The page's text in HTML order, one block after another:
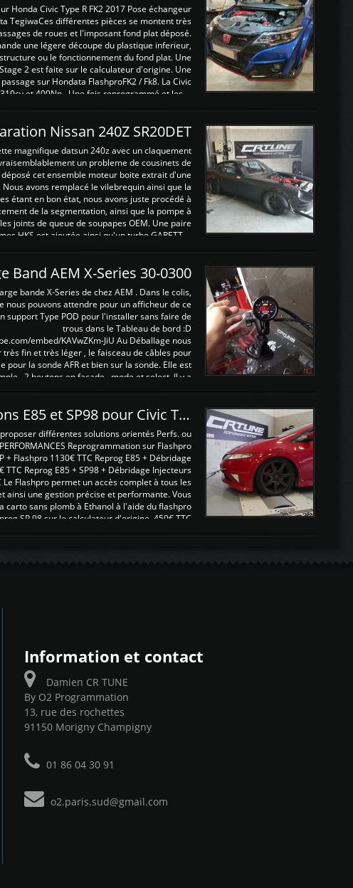
Honda Civic Type R FK2 2017 Pose échangeur
TegiwaCes différentes pièces se montent très
de roues et l'imposant fond plat déposé.
une légere découpe du plastique inferieur,
ou le fonctionnement du fond plat. Une
2 est faite sur le calculateur d'origine. Une
sur Hondata FlashproFK2 / Fk8. La Civic
et 400Nn , Une fois reprogrammé et les ...
Nissan 240Z SR20DET
magnifique datsun 240z avec un claquement
un probleme de cousinets de
cet ensemble moteur boite extrait d'une
Nous avons remplacé le vilebrequin ainsi que la
étant en bon état, nous avons juste procédé à
de la segmentation, ainsi que la pompe à
joints de queue de soupapes OEM. Une paire
HKS est ajoutée ainsi qu'un turbo GARETT ...
Band AEM X-Series 30-0300
bande X-Series de chez AEM . Dans le colis,
nous pouvons attendre pour un afficheur de ce
support Type POD pour l'installer sans faire de
trous dans le Tableau de bord :D
embed/KAVwZKm-JiU Au Déballage nous
fin et très léger , le faisceau de câbles pour
pour la sonde AFR et bien sur la sonde. Elle est
, 2 boutons en façade , mode et select. Il y a
Reprogrammations E85 et SP98 pour Civic Type R FN2
différentes solutions orientés Perfs. ou
Reprogrammation sur Flashpro
+ Flashpro 1130€ TTC Reprog E85 + Débridage
TTC Reprog E85 + SP98 + Débridage Injecteurs
Le Flashpro permet un accès complet à tous les
ainsi une gestion précise et performante. Vous
carto sans plomb à Ethanol à l'aide du flashpro
SP 98 sur le calculateur d'origine 450€ TTC
Information et contact
Damien CR TUNE
By O2 Programmation
13, rue des rochettes
91150 Morigny Champigny
01 86 04 30 91
o2.paris.sud@gmail.com